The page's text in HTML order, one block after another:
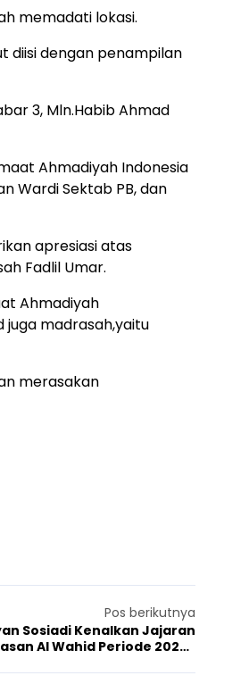
memadati lokasi.
diisi dengan penampilan
3, Mln.Habib Ahmad
Ahmadiyah Indonesia
Wardi Sektab PB, dan
apresiasi atas
Fadlil Umar.
Ahmadiyah
madrasah,yaitu
merasakan
Pos berikutnya
Sosiadi Kenalkan Jajaran
Al Wahid Periode 2024-